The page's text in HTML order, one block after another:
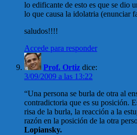
lo edificante de esto es que se dio
lo que causa la idolatria (enunciar
saludos!!!!
Accede para responder
Prof. Ortiz dice:
3/09/2009 a las 13:22
“Una persona se burla de otra al
contradictoria que es su posición.
risa de la burla, la reacción a la
razón en la posición de la otra
Lopiansky.